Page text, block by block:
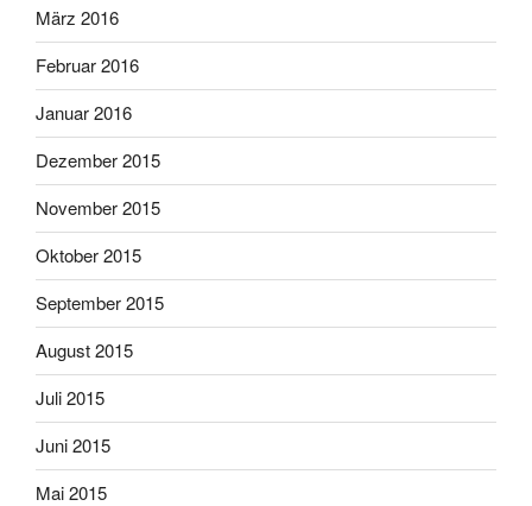
März 2016
Februar 2016
Januar 2016
Dezember 2015
November 2015
Oktober 2015
September 2015
August 2015
Juli 2015
Juni 2015
Mai 2015